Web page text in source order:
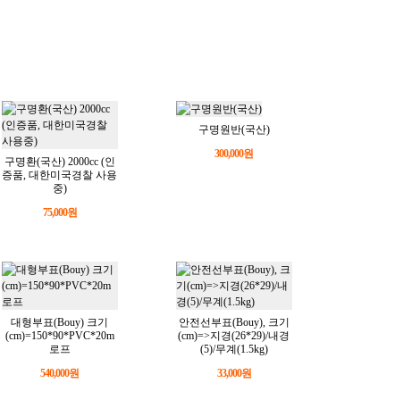
구명환(국산) 2000cc (인
증품, 대한미국경찰 사용
중)
75,000원
구명원반(국산)
300,000원
대형부표(Bouy) 크기
(cm)=150*90*PVC*20m
로프
540,000원
안전선부표(Bouy), 크기
(cm)=>지경(26*29)/내경
(5)/무계(1.5kg)
33,000원